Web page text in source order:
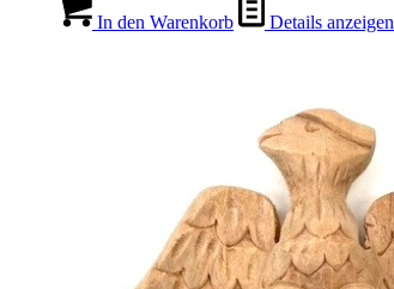
In den Warenkorb Details anzeigen